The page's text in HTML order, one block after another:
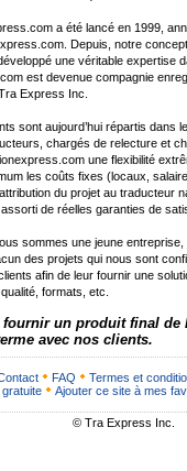
a été lancé en 1999,
Depuis, notre
une véritable expertise
est devenue compagnie
Express Inc.
sont aujourd’hui répartis dans
chargés de relecture et
une flexibilité
les coûts fixes (locaux,
du projet au traducteur
de réelles garanties de
sommes une jeune
des projets qui nous sont
afin de leur fournir une
formats, etc.
un produit final de
avec nos clients.
FAQ
Termes et
Ajouter ce site à mes
© Tra Express Inc.